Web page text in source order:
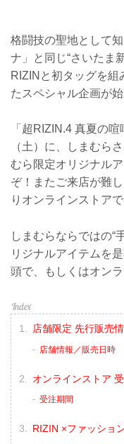
格闘技の聖地として
ナ」と同じ“さいたま
RIZINと初タッグを組
たスペシャル企画が始
「超RIZIN.4 真夏の
（土）に、しまむら
むら限定オリジナル
ぞ！またご来店が難
りオンラインストア
しまむらならではの“
リジナルアイテムを
頭で、もしくはオン
店舗限定 先行販売
店舗情報／販売日時
オンラインストア
受注期間
RIZIN ×ファッショ